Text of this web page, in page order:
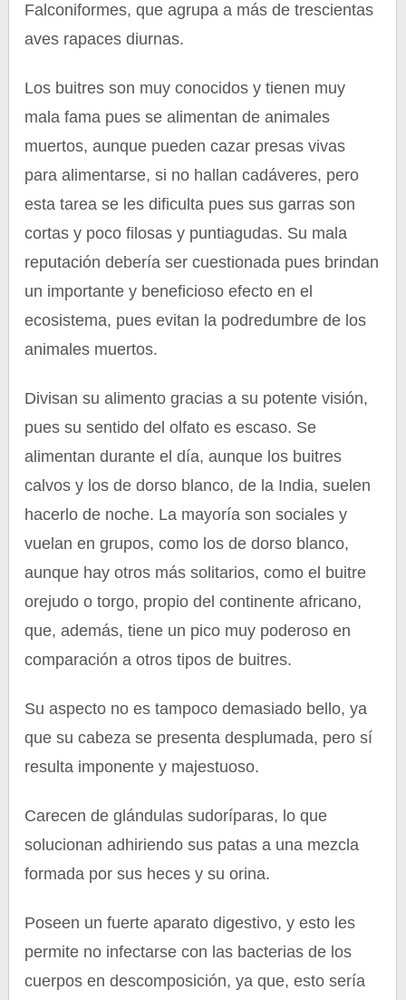
Falconiformes, que agrupa a más de trescientas
aves rapaces diurnas.
Los buitres son muy conocidos y tienen muy
mala fama pues se alimentan de animales
muertos, aunque pueden cazar presas vivas
para alimentarse, si no hallan cadáveres, pero
esta tarea se les dificulta pues sus garras son
cortas y poco filosas y puntiagudas. Su mala
reputación debería ser cuestionada pues brindan
un importante y beneficioso efecto en el
ecosistema, pues evitan la podredumbre de los
animales muertos.
Divisan su alimento gracias a su potente visión,
pues su sentido del olfato es escaso. Se
alimentan durante el día, aunque los buitres
calvos y los de dorso blanco, de la India, suelen
hacerlo de noche. La mayoría son sociales y
vuelan en grupos, como los de dorso blanco,
aunque hay otros más solitarios, como el buitre
orejudo o torgo, propio del continente africano,
que, además, tiene un pico muy poderoso en
comparación a otros tipos de buitres.
Su aspecto no es tampoco demasiado bello, ya
que su cabeza se presenta desplumada, pero sí
resulta imponente y majestuoso.
Carecen de glándulas sudoríparas, lo que
solucionan adhiriendo sus patas a una mezcla
formada por sus heces y su orina.
Poseen un fuerte aparato digestivo, y esto les
permite no infectarse con las bacterias de los
cuerpos en descomposición, ya que, esto sería